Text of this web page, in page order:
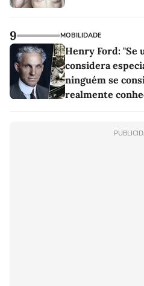
9 MOBILIDADE
Henry Ford: "Se
considera
ninguém se
realmente